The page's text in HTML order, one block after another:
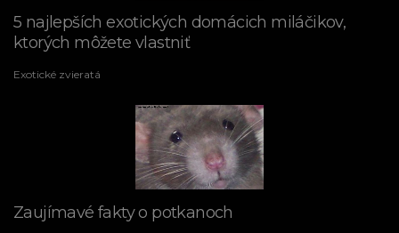
5 najlepších exotických domácich miláčikov,
ktorých môžete vlastniť
Exotické zvieratá
Zaujímavé fakty o potkanoch